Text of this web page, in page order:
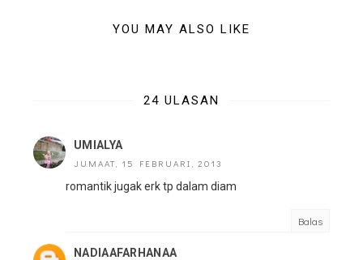
YOU MAY ALSO LIKE
24 ULASAN
UMIALYA
JUMAAT, 15 FEBRUARI, 2013
romantik jugak erk tp dalam diam
Balas
NADIAAFARHANAA